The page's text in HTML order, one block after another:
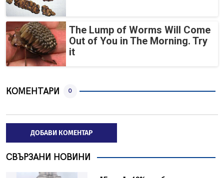
The Lump of Worms Will Come
Out of You in The Morning. Try
it
КОМЕНТАРИ 0
ДОБАВИ КОМЕНТАР
СВЪРЗАНИ НОВИНИ